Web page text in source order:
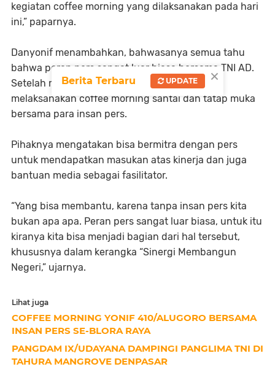
kegiatan coffee morning yang dilaksanakan pada hari
ini,” paparnya.
Danyonif menambahkan, bahwasanya semua tahu
bahwa peran pers sangat luar biasa bersama TNI AD.
Setelah menjabat selama satu bulan baru bisa
melaksanakan coffee morning santai dan tatap muka
bersama para insan pers.
Pihaknya mengatakan bisa bermitra dengan pers
untuk mendapatkan masukan atas kinerja dan juga
bantuan media sebagai fasilitator.
“Yang bisa membantu, karena tanpa insan pers kita
bukan apa apa. Peran pers sangat luar biasa, untuk itu
kiranya kita bisa menjadi bagian dari hal tersebut,
khususnya dalam kerangka “Sinergi Membangun
Negeri,” ujarnya.
Lihat juga
COFFEE MORNING YONIF 410/ALUGORO BERSAMA
INSAN PERS SE-BLORA RAYA
PANGDAM IX/UDAYANA DAMPINGI PANGLIMA TNI DI
TAHURA MANGROVE DENPASAR
×
Berita Terbaru UPDATE